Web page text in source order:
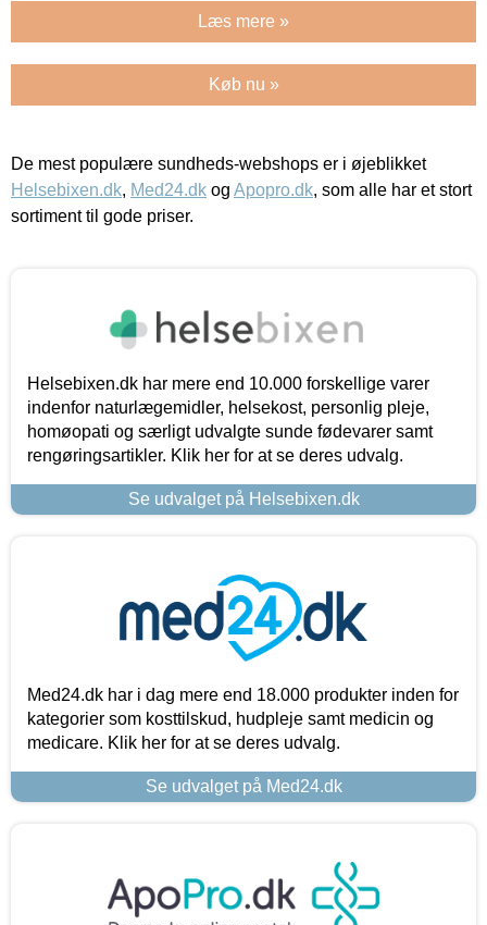
Læs mere »
Køb nu »
De mest populære sundheds-webshops er i øjeblikket
Helsebixen.dk, Med24.dk og Apopro.dk, som alle har et stort
sortiment til gode priser.
Helsebixen.dk har mere end 10.000 forskellige varer
indenfor naturlægemidler, helsekost, personlig pleje,
homøopati og særligt udvalgte sunde fødevarer samt
rengøringsartikler. Klik her for at se deres udvalg.
Se udvalget på Helsebixen.dk
Med24.dk har i dag mere end 18.000 produkter inden for
kategorier som kosttilskud, hudpleje samt medicin og
medicare. Klik her for at se deres udvalg.
Se udvalget på Med24.dk